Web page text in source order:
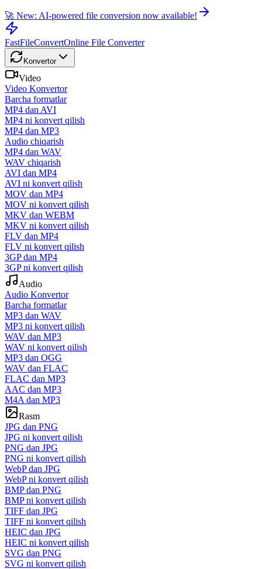
🚀 New: AI-powered file conversion now available!
FastFileConvertOnline File Converter
Konvertor
Video
Video Konvertor
Barcha formatlar
MP4 dan AVI
MP4 ni konvert qilish
MP4 dan MP3
Audio chiqarish
MP4 dan WAV
WAV chiqarish
AVI dan MP4
AVI ni konvert qilish
MOV dan MP4
MOV ni konvert qilish
MKV dan WEBM
MKV ni konvert qilish
FLV dan MP4
FLV ni konvert qilish
3GP dan MP4
3GP ni konvert qilish
Audio
Audio Konvertor
Barcha formatlar
MP3 dan WAV
MP3 ni konvert qilish
WAV dan MP3
WAV ni konvert qilish
MP3 dan OGG
WAV dan FLAC
FLAC dan MP3
AAC dan MP3
M4A dan MP3
Rasm
JPG dan PNG
JPG ni konvert qilish
PNG dan JPG
PNG ni konvert qilish
WebP dan JPG
WebP ni konvert qilish
BMP dan PNG
BMP ni konvert qilish
TIFF dan JPG
TIFF ni konvert qilish
HEIC dan JPG
HEIC ni konvert qilish
SVG dan PNG
SVG ni konvert qilish